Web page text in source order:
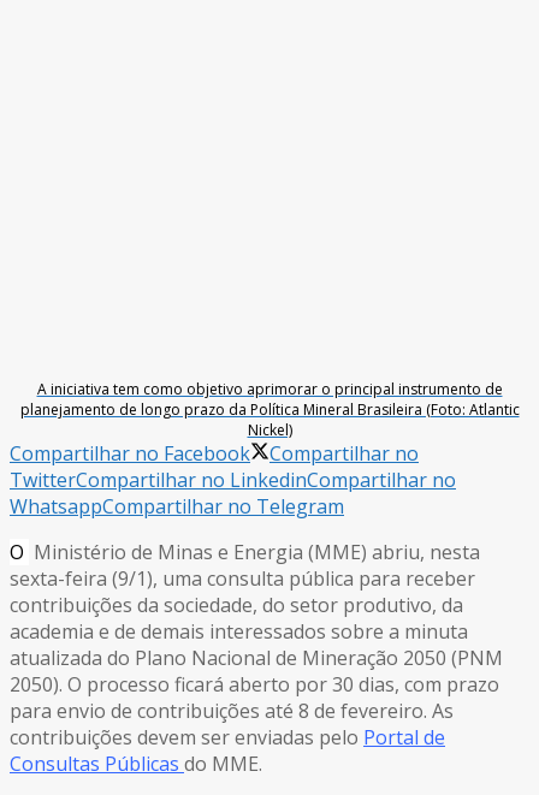
A iniciativa tem como objetivo aprimorar o principal instrumento de
planejamento de longo prazo da Política Mineral Brasileira (Foto: Atlantic
Nickel)
Compartilhar no Facebook
Compartilhar no
TwitterCompartilhar no LinkedinCompartilhar no
WhatsappCompartilhar no Telegram
O Ministério de Minas e Energia (MME) abriu, nesta
sexta-feira (9/1), uma consulta pública para receber
contribuições da sociedade, do setor produtivo, da
academia e de demais interessados sobre a minuta
atualizada do Plano Nacional de Mineração 2050 (PNM
2050). O processo ficará aberto por 30 dias, com prazo
para envio de contribuições até 8 de fevereiro. As
contribuições devem ser enviadas pelo Portal de
Consultas Públicas do MME.